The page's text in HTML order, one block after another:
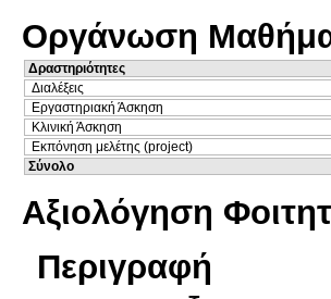
Οργάνωση
Δραστηριότητες
Διαλέξεις
Εργαστηριακή Άσκηση
Κλινική Άσκηση
Εκπόνηση μελέτης (project)
Σύνολο
Αξιολόγηση
Περιγραφή